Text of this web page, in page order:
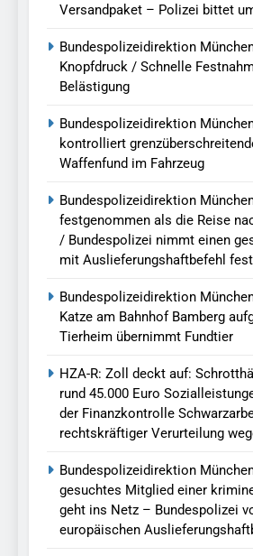
Versandpaket – Polizei bittet
Bundespolizeidirektion
Knopfdruck / Schnelle
Belästigung
Bundespolizeidirektion
kontrolliert
Waffenfund im Fahrzeug
Bundespolizeidirektion
festgenommen als die Reise
/ Bundespolizei nimmt einen
mit Auslieferungshaftbefehl fest
Bundespolizeidirektion
Katze am Bahnhof Bamberg
Tierheim übernimmt Fundtier
HZA-R: Zoll deckt auf:
rund 45.000 Euro
der Finanzkontrolle
rechtskräftiger Verurteilung
Bundespolizeidirektion
gesuchtes Mitglied einer
geht ins Netz – Bundespolizei
europäischen